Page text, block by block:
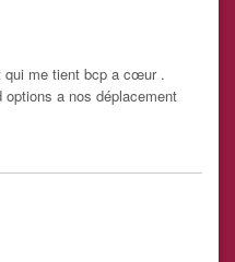
qui me tient bcp a cœur .
a nos déplacement